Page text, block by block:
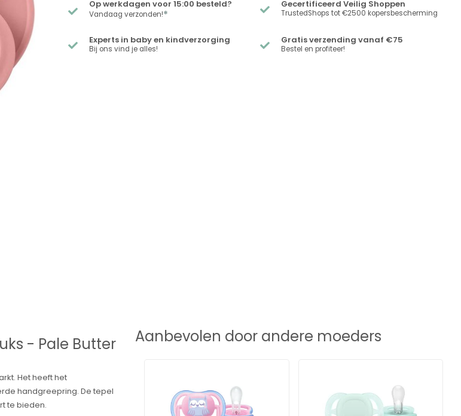
Op werkdagen voor 15:00 besteld?
Vandaag verzonden!*
Gecertificeerd Veilig Shoppen
TrustedShops tot €2500 kopersbescherming
Experts in baby en kindverzorging
Bij ons vind je alles!
Gratis verzending vanaf €75
Bestel en profiteer!
- Pale Butter
Het heeft het
handgreepring. De tepel
te bieden.
Aanbevolen door andere moeders